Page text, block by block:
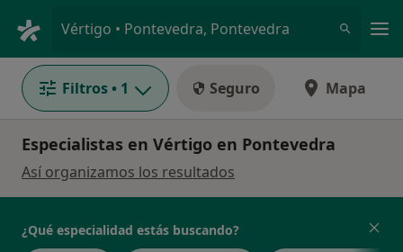
Vértigo • Pontevedra, Pontevedra
Filtros • 1 Seguro Mapa
Especialistas en Vértigo en Pontevedra
Así organizamos los resultados
¿Qué especialidad estás buscando?